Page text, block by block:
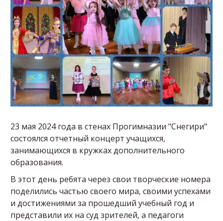
23 мая 2024 года в стенах Прогимназии "Снегири"
состоялся отчетный концерт учащихся,
занимающихся в кружках дополнительного
образования.
В этот день ребята через свои творческие номера
поделились частью своего мира, своими успехами
и достижениями за прошедший учебный год и
представили их на суд зрителей, а педагоги